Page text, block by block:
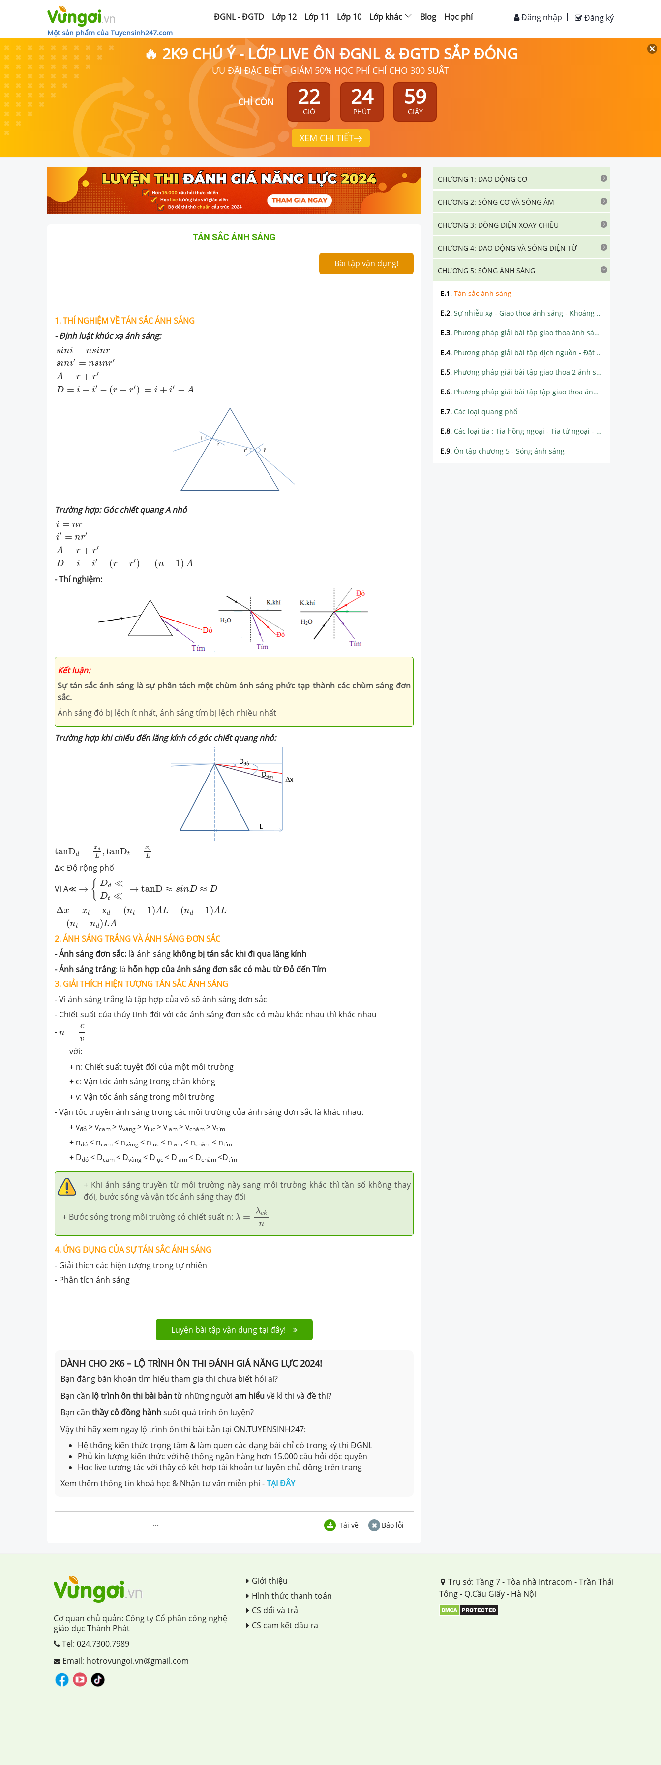
Một sản phẩm của Tuyensinh247.com
ĐGNL - ĐGTD Lớp 12 Lớp 11 Lớp 10 Lớp khác Blog Học phí Đăng ký
Đăng nhập
🔥 2K9 CHÚ Ý - LỚP LIVE ÔN ĐGNL & ĐGTD SẮP ĐÓNG
ƯU ĐÃI ĐẶC BIỆT - GIẢM 50% HỌC PHÍ CHỈ CHO 300 SUẤT
CHỈ CÒN 22
GIỜ
24
PHÚT
58
GIÂY
XEM CHI TIẾT
TÁN SẮC ÁNH SÁNG
Bài tập vận dụng!
1. THÍ NGHIỆMVỀ TÁN SẮC ÁNH SÁNG
- Định luật khúc xạ ánh sáng:
sini = nsinr
sini′ = nsinr′
A = r + r′
D = i + i′ − (r + r′) = i + i′ − A
n = s =r
Trường hợp: Góc chiết quang A nhỏ
i = nr
i′ = nr′
A = r + r′
D = i + i′ − (r + r′) = (n − 1) A
= = A i′ +
- Thí nghiệm:
Kếtluận:
Sự tán sắc ánh sáng là sự phân tách một chùm ánh sáng phức tạp thành các chùm sáng đơn
sắc.
Ánh sáng đỏ bị lệch ít nhất, ánh sáng tím bị lệch nhiều nhất
Trường hợp khi chiếu đến lăng kính có góc chiết quang nhỏ:
tanDd = xd
L , tanDt = xt
L
tanD dL tanD L
∆x: Độ rộng phổ
Vì A≪ → { Dd ≪
Dt ≪
→ tanD ≈ sinD ≈ D
D d≪ Dt
Δx = xt − xd = (nt − 1)AL − (nd − 1)AL
= (nt − nd)LA
Δx = −x = (n )A nd −1 L=( nd )LA
2. ÁNH SÁNG TRẮNG VÀ ÁNH SÁNG ĐƠN SẮC
- Ánh sáng đơn sắc: là ánh sáng không bị tán sắc khi đi qua lăng kính
- Ánh sáng trắng: là hỗn hợp của ánh sáng đơn sắc có màu từ Đỏ đếnTím
3. GIẢI THÍCH HIỆNTƯỢNG TÁN SẮC ÁNH SÁNG
- Vì ánh sáng trắng là tập hợp của vô số ánh sáng đơn sắc
- Chiết suất của thủy tinh đối với các ánh sáng đơn sắc có màu khác nhau thì khác nhau
- n =
c
v
với:
+ n: Chiết suất tuyệt đối của một môi trường
+ c: Vận tốc ánh sáng trong chân không
+ v: Vận tốc ánh sáng trong môi trường
- Vận tốc truyền ánh sáng trong các môi trường của ánh sáng đơn sắc là khác nhau:
+ vđỏ > vcam> vvàng> vlục> vlam> vchàm> vtím
+ nđỏ < ncam< nvàng< nlục< nlam< nchàm< ntím
+ Dđỏ < Dcam< Dvàng< Dlục< Dlam< Dchàm<Dtím
+ Khiánh sáng truyền từ môi trường này sang môi trường khác thì tần số không thay
đổi, bước sóng và vận tốc ánh sáng thay đổi
+ Bước sóng trong môi trường có chiết suất n: λ =
λck
n
k
4. ỨNG DỤNG CỦA SỰ TÁN SẮC ÁNH SÁNG
- Giải thích các hiện tượng trong tự nhiên
- Phân tích ánh sáng
Luyện bài tập vận dụng tại đây!
DÀNH CHO 2K6 – LỘ TRÌNH ÔN THI ĐÁNH GIÁ NĂNG LỰC 2024!
Bạn đăng băn khoăn tìm hiểu tham gia thi chưa biết hỏi ai?
Bạn cần lộ trình ôn thi bài bảntừ những người am hiểuvề kì thi và đề thi?
Bạn cần thầy cô đồng hànhsuốt quá trình ôn luyện?
Vậy thì hãy xem ngay lộ trình ôn thi bài bản tại ON.TUYENSINH247:
Hệ thống kiến thức trọng tâm & làm quen các dạng bài chỉ có trong kỳ thi ĐGNL
Phủ kín lượng kiến thức với hệ thống ngân hàng hơn 15.000 câu hỏi độc quyền
Học live tương tác với thầy cô kết hợp tài khoản tự luyện chủ động trên trang
Xem thêm thông tin khoá học & Nhận tư vấn miễn phí -TẠI ĐÂY
... Tải về Báo lỗi
CHƯƠNG 1: DAO ĐỘNG CƠ
CHƯƠNG 2: SÓNG CƠ VÀ SÓNG ÂM
CHƯƠNG 3: DÒNG ĐIỆN XOAY CHIỀU
CHƯƠNG 4: DAO ĐỘNG VÀ SÓNG ĐIỆN TỪ
CHƯƠNG 5: SÓNG ÁNH SÁNG
E.1. Tán sắc ánh sáng
E.2. Sự nhiễu xạ - Giao thoa ánh sáng - Khoảng vân và vị trí vân sáng, vân tối trên màn
E.3. Phương pháp giải bài tập giao thoa ánh sáng đơn sắc - Tính chất vân tại điểm M, số vân trên màn
E.4. Phương pháp giải bài tập dịch nguồn - Đặt bản mỏng
E.5. Phương pháp giải bài tập giao thoa 2 ánh sáng - 3 ánh sáng
E.6. Phương pháp giải bài tập tập giao thoa ánh sáng trắng
E.7. Các loại quang phổ
E.8. Các loại tia : Tia hồng ngoại - Tia tử ngoại - Tia X
E.9. Ôn tập chương 5 - Sóng ánh sáng
Cơ quan chủ quản: Công ty Cổ phần công nghệ
giáo dục Thành Phát
Tel: 024.7300.7989
Email: hotrovungoi.vn@gmail.com
Giới thiệu
Hình thức thanh toán
CS đổi và trả
CS cam kết đầu ra
Trụ sở: Tầng 7 - Tòa nhà Intracom - Trần Thái
Tông - Q.Cầu Giấy - Hà Nội